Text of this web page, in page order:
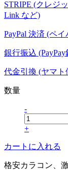
STRIPE (クレジ
Link など)
PayPal 決済 (ペイ
銀行振込 (PayPay
代金引換 (ヤマト
数量
-
+
カートに入れる
格安カラコン、